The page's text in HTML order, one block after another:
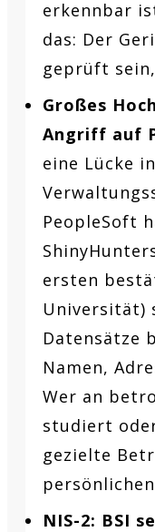
erkennbar
das: Der
geprüft
Großes
Angriff auf
eine Lücke
PeopleSoft
ersten
Universität)
Datensätze
Namen,
Wer an
studiert
gezielte
NIS-2: BSI